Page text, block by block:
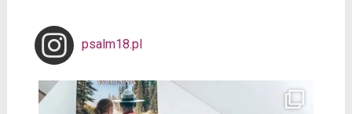
psalm18.pl